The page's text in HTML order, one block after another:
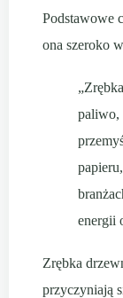
Podstawowe
ona szeroko
paliwo,
energii
Zrębka
przyczyniają